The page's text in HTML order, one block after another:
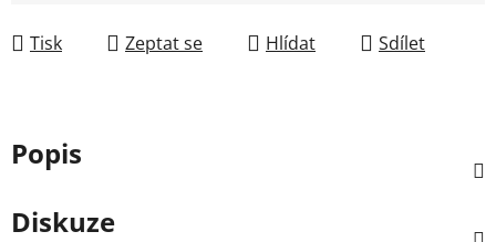
Tisk Zeptat se Hlídat Sdílet
Popis
Diskuze